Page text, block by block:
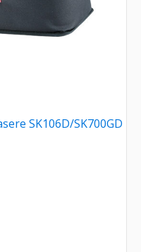
SK106D/SK700GD